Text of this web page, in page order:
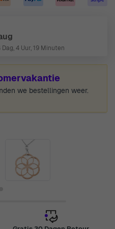
Dag, 4 Uur, 19 Minuten
we bestellingen weer.